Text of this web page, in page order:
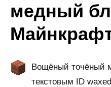
медный
Вощёный точёный
текстовым ID